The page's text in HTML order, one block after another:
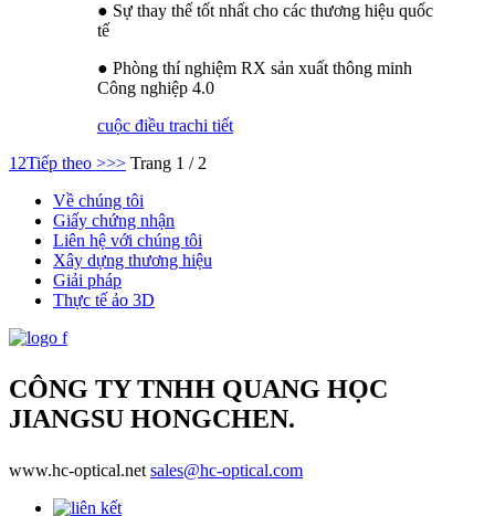
● Sự thay thế tốt nhất cho các thương hiệu quốc
tế
● Phòng thí nghiệm RX sản xuất thông minh
Công nghiệp 4.0
cuộc điều trachi tiết
1 2Tiếp theo >>> Trang 1 / 2
Về chúng tôi
Giấy chứng nhận
Liên hệ với chúng tôi
Xây dựng thương hiệu
Giải pháp
Thực tế ảo 3D
CÔNG TY TNHH QUANG HỌC
JIANGSU HONGCHEN.
www.hc-optical.net sales@hc-optical.com